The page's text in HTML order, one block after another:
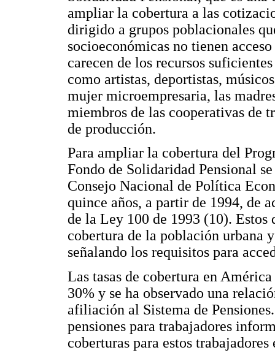
ampliar la cobertura a las
dirigido a grupos poblacionales
socioeconómicas no tienen
carecen de los recursos
como artistas, deportistas,
mujer microempresaria, las
miembros de las cooperativas de
de producción.
Para ampliar la cobertura del
Fondo de Solidaridad Pensional
Consejo Nacional de Política
quince años, a partir de 1994, de
de la Ley 100 de 1993 (10). Estos
cobertura de la población urbana
señalando los requisitos para
Las tasas de cobertura en
30% y se ha observado una
afiliación al Sistema de
pensiones para trabajadores
coberturas para estos